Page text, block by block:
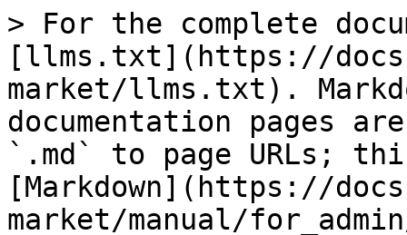
> For the complete
[llms.txt](https://
market/llms.txt).
documentation pages
`.md` to page URLs;
[Markdown](https://
market/manual/